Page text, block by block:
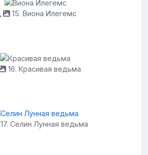
15. Виона Илегемс
16. Красивая ведьма
17. Селин Лунная ведьма